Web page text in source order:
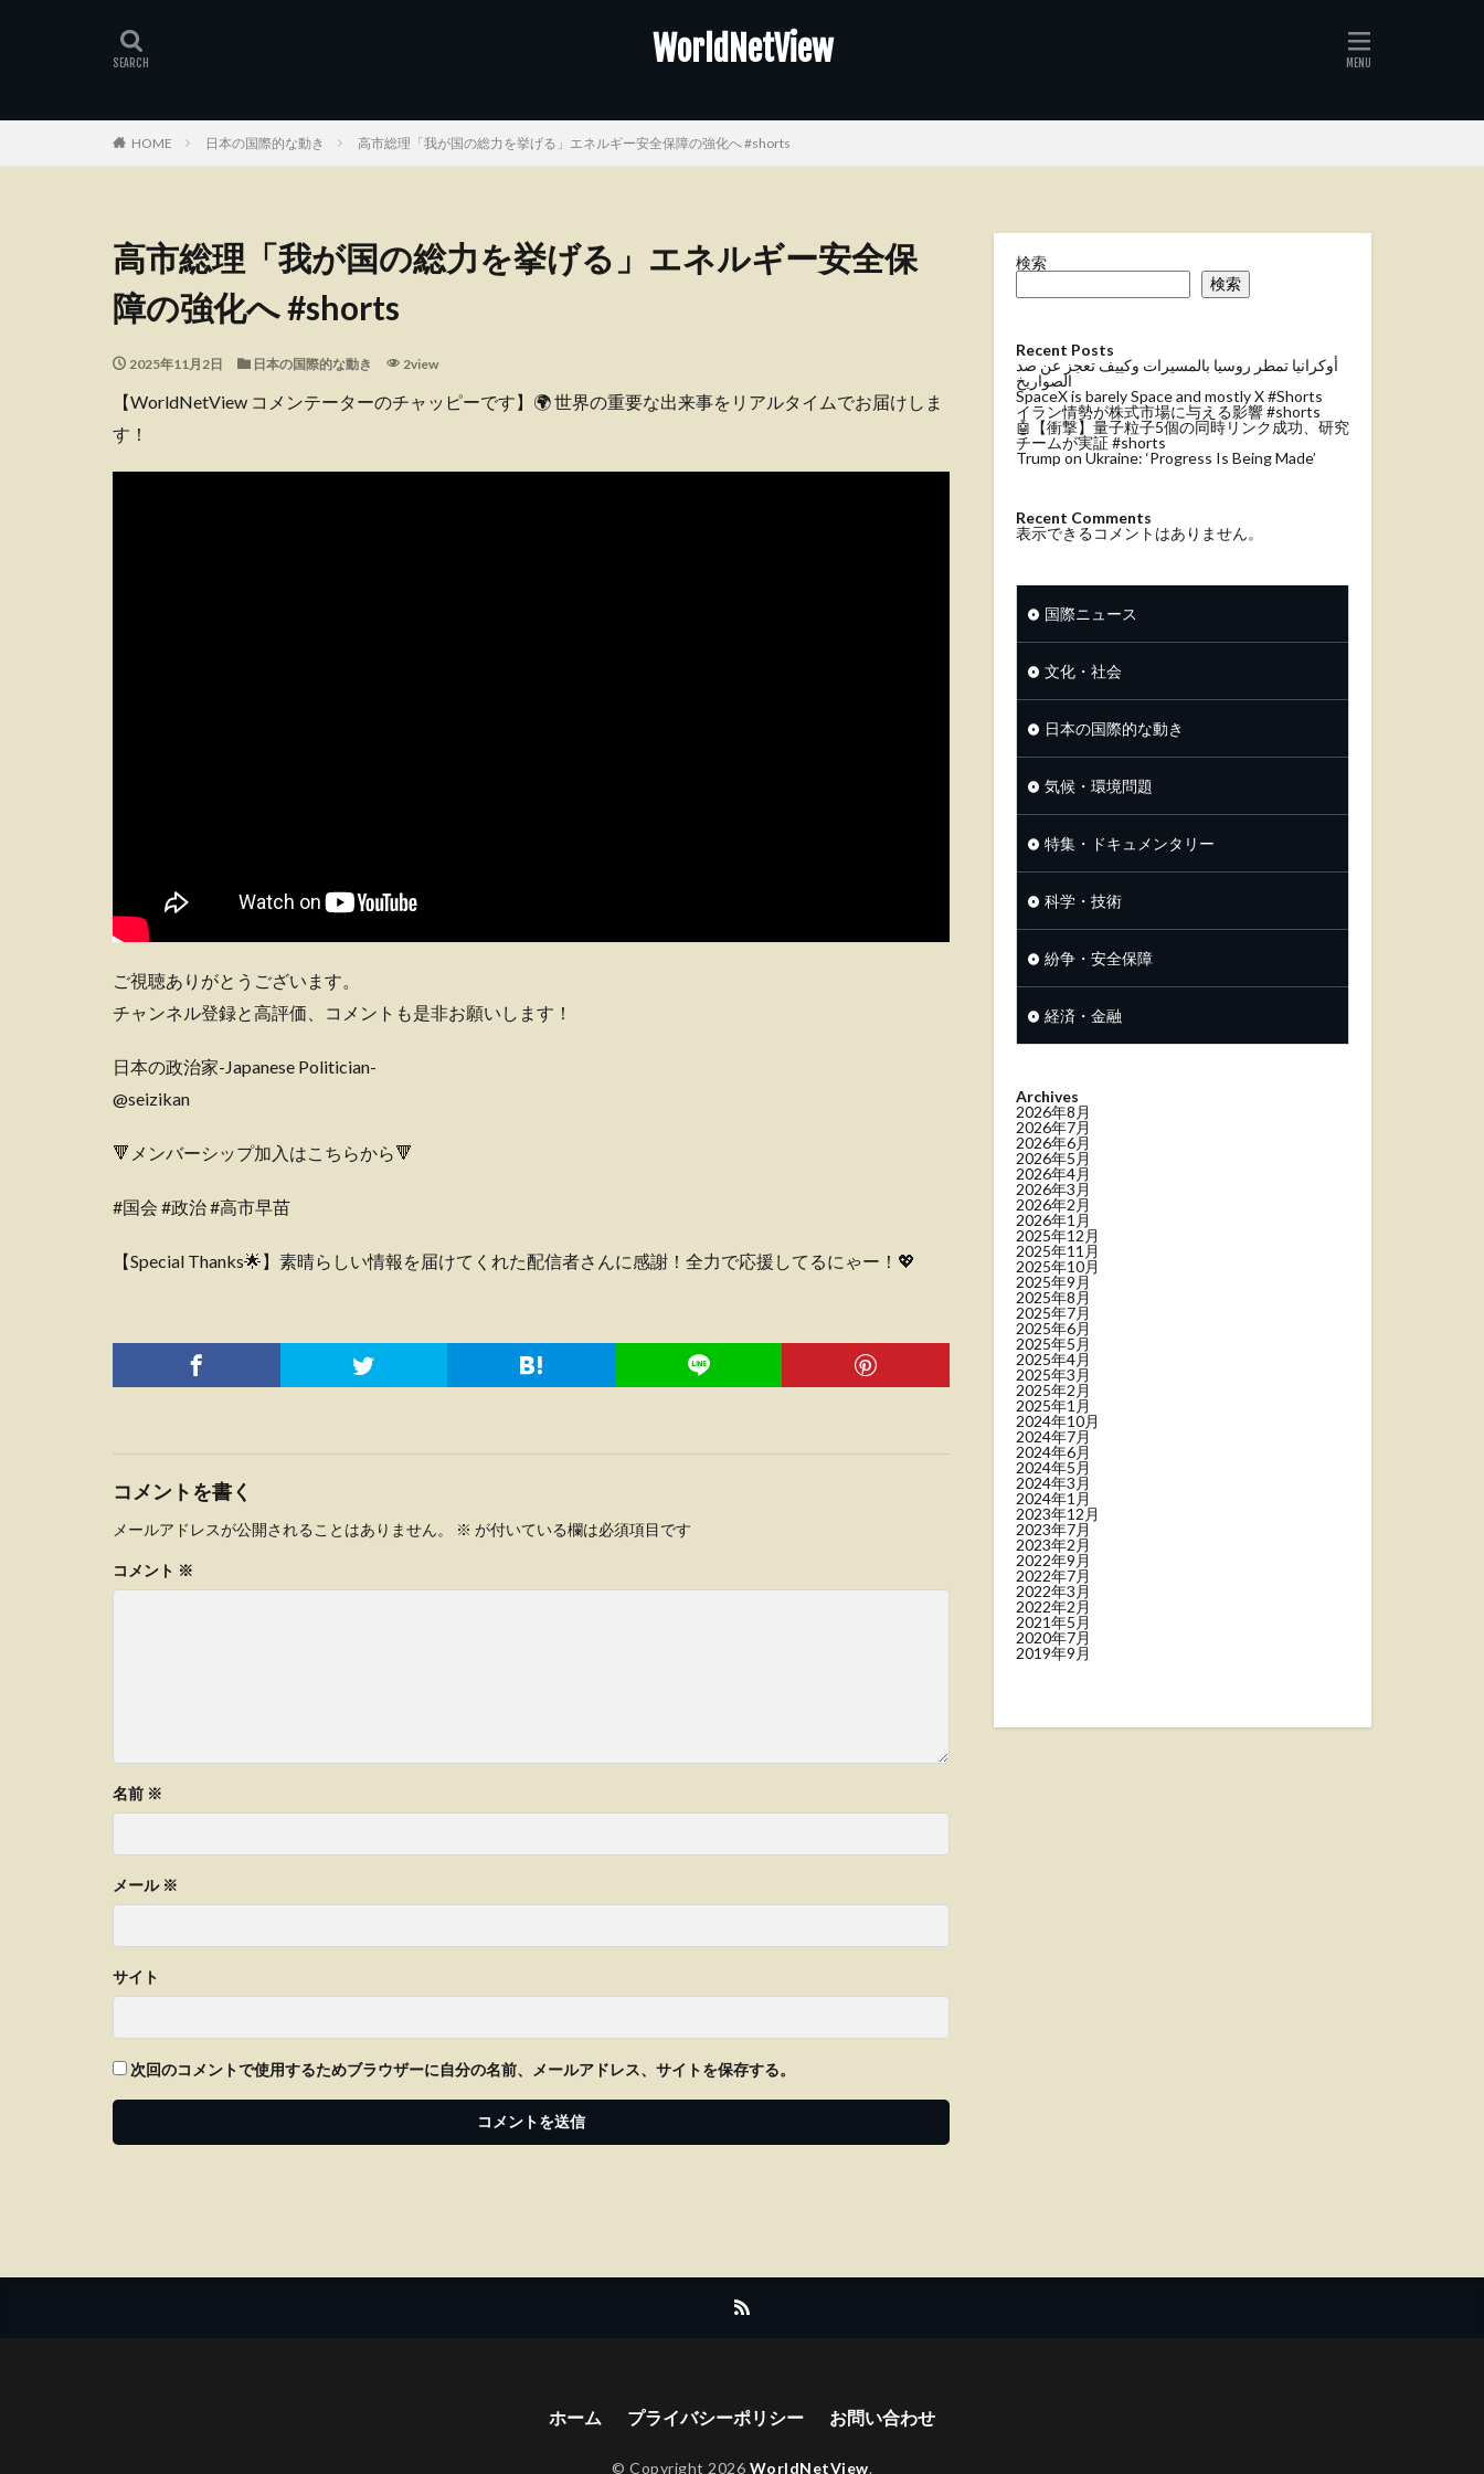
WorldNetView
HOME 日本の国際的な動き 高市総理「我が国の総力を挙げる」エネルギー安全保障の強化へ #shorts
高市総理「我が国の総力を挙げる」エネルギー安全保
障の強化へ #shorts
2025年11月2日 日本の国際的な動き 2view
【WorldNetView コメンテーターのチャッピーです】🌍 世界の重要な出来事をリアルタイムでお届けしま
す！
ご視聴ありがとうございます。
チャンネル登録と高評価、コメントも是非お願いします！
日本の政治家-Japanese Politician-
@seizikan
🔻メンバーシップ加入はこちらから🔻
#国会 #政治 #高市早苗
【Special Thanks🌟】素晴らしい情報を届けてくれた配信者さんに感謝！全力で応援してるにゃー！💖
コメントを書く
メールアドレスが公開されることはありません。 ※ が付いている欄は必須項目です
コメント ※
名前 ※
メール ※
サイト
次回のコメントで使用するためブラウザーに自分の名前、メールアドレス、サイトを保存する。
検索
検索
Recent Posts
أوكرانيا تمطر روسيا بالمسيرات وكييف تعجز عن صد
الصواريخ
SpaceX is barely Space and mostly X #Shorts
イラン情勢が株式市場に与える影響 #shorts
🤖【衝撃】量子粒子5個の同時リンク成功、研究
チームが実証 #shorts
Trump on Ukraine: ‘Progress Is Being Made’
Recent Comments
表示できるコメントはありません。
国際ニュース
文化・社会
日本の国際的な動き
気候・環境問題
特集・ドキュメンタリー
科学・技術
紛争・安全保障
経済・金融
Archives
2026年8月
2026年7月
2026年6月
2026年5月
2026年4月
2026年3月
2026年2月
2026年1月
2025年12月
2025年11月
2025年10月
2025年9月
2025年8月
2025年7月
2025年6月
2025年5月
2025年4月
2025年3月
2025年2月
2025年1月
2024年10月
2024年7月
2024年6月
2024年5月
2024年3月
2024年1月
2023年12月
2023年7月
2023年2月
2022年9月
2022年7月
2022年3月
2022年2月
2021年5月
2020年7月
2019年9月
ホーム プライバシーポリシー お問い合わせ
© Copyright 2026 WorldNetView.